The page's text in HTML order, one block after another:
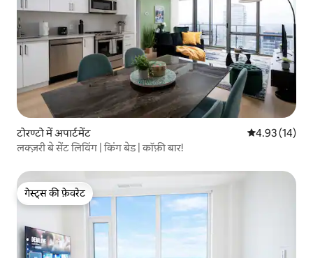
टोरण्टो में अपार्टमेंट औसत रेटिंग 5 में
4.93 (14)
लक्ज़री बे सेंट लिविंग | किंग बेड | कॉफ़ी बार!
गेस्ट्स की फ़ेवरेट
गेस्ट्स की फ़ेवरेट